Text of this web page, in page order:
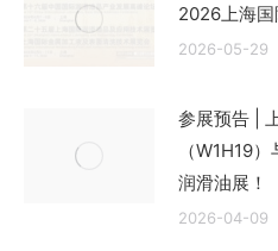
2026上海
2026-05-29
参展预告 |
（W1H19
润滑油展！
2026-04-09